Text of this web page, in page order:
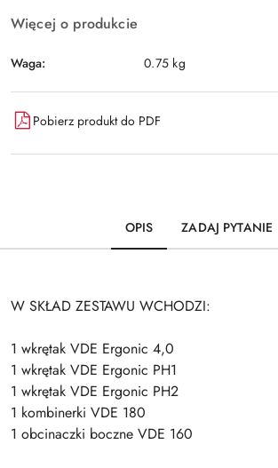
Więcej o produkcie
Waga: 0.75 kg
Pobierz produkt do PDF
OPIS ZADAJ PYTANIE
W SKŁAD ZESTAWU WCHODZI:
1 wkrętak VDE Ergonic 4,0
1 wkrętak VDE Ergonic PH1
1 wkrętak VDE Ergonic PH2
1 kombinerki VDE 180
1 obcinaczki boczne VDE 160